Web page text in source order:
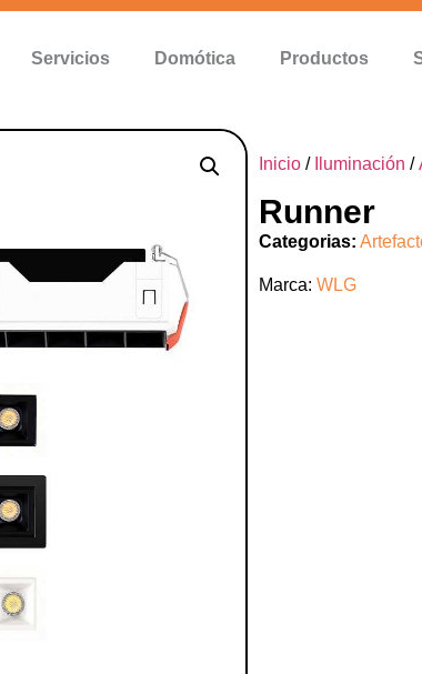
Servicios Domótica Productos
Inicio / Iluminación /
Runner
Categorias:
Marca:WLG